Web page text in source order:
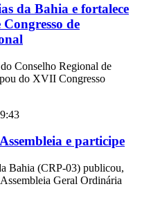
da Bahia e fortalece
de
Conselho Regional de
do XVII Congresso
e participe
Bahia (CRP-03) publicou,
Geral Ordinária